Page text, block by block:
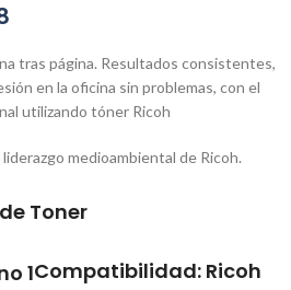
tras página. Resultados consistentes,
en la oficina sin problemas, con el
utilizando tóner Ricoh
medioambiental de Ricoh.
Toner
Compatibilidad: Ricoh